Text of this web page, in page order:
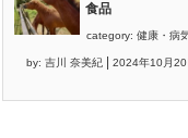
食品
category: 健康・病
by: 吉川 奈美紀 2024年10月20